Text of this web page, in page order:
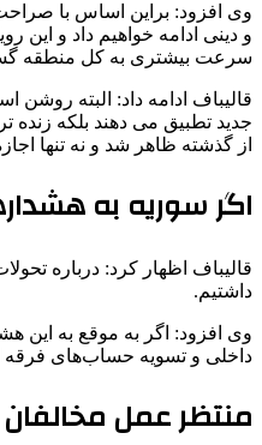
وی افزود: براین اساس با
و دینی ادامه خواهیم داد و
سرعت بیشتری به کل منطقه
قالیباف ادامه داد: البته
جدید تطبیق می دهند بلکه زنده
از گذشته ظاهر شد و نه تنها
اگر سوریه به
قالیباف اظهار کرد: درباره
داشتیم.
وی افزود: اگر به موقع به
داخلی و تسویه حساب‌های فرقه
منتظر عمل